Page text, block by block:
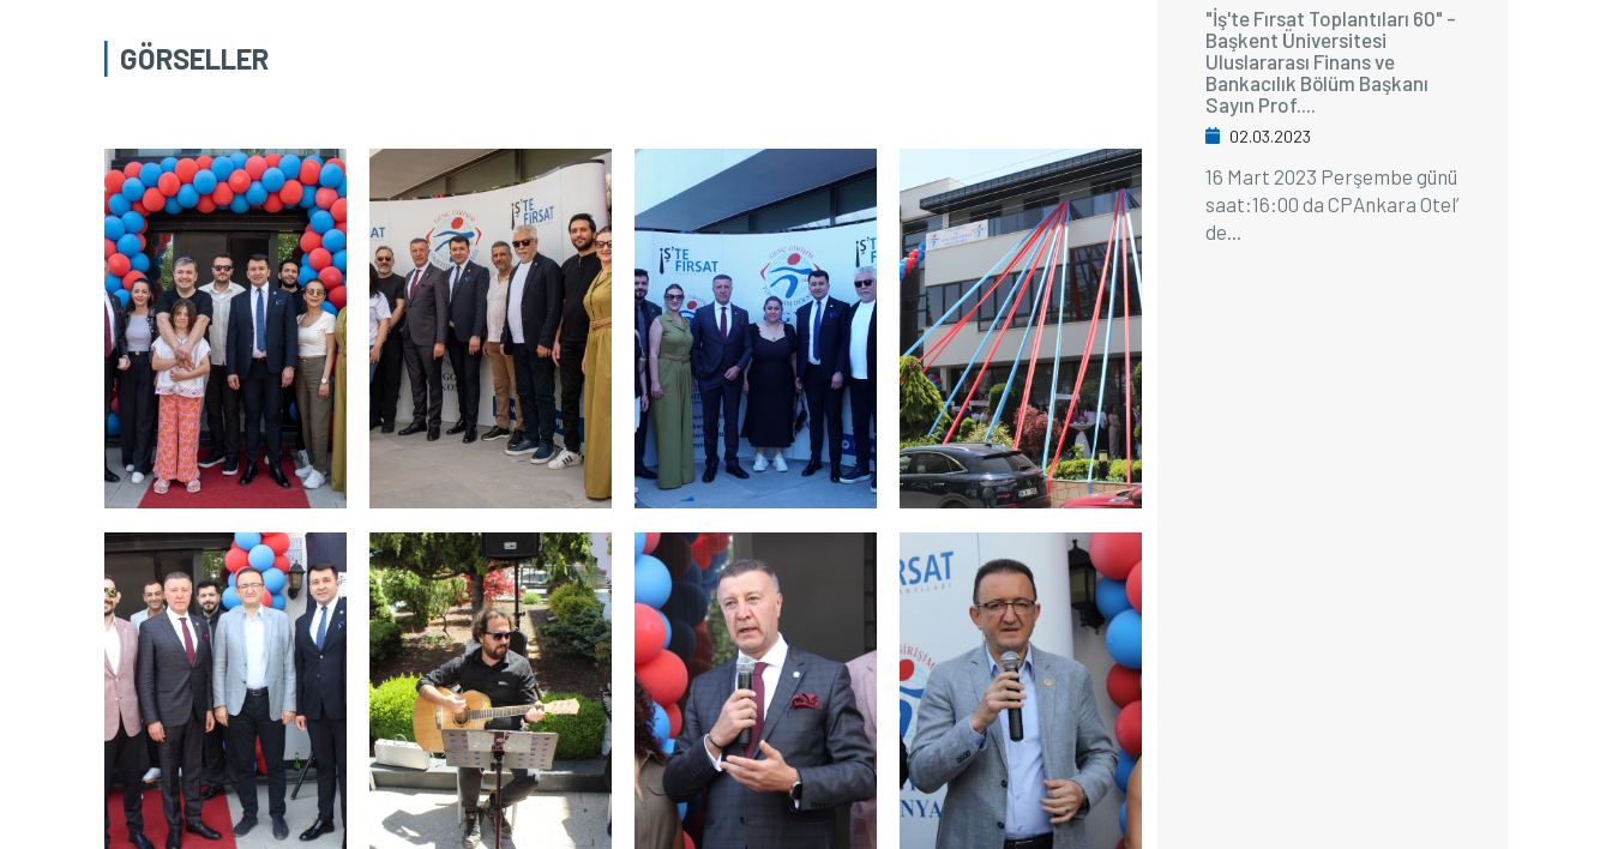
GÖRSELLER
"İş'te Fırsat Toplantıları 60" -
Başkent Üniversitesi
Uluslararası Finans ve
Bankacılık Bölüm Başkanı
Sayın Prof....
02.03.2023
16 Mart 2023 Perşembe günü
saat:16:00 da CPAnkara Otel’
de...